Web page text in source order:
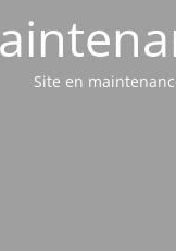
Site en